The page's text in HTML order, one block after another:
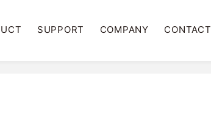
SUPPORT COMPANY CONTACT